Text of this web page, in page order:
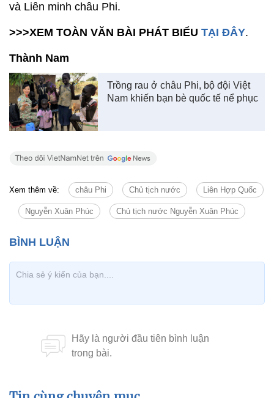
và Liên minh châu Phi.
>>>XEM TOÀN VĂN BÀI PHÁT BIỂU TẠI ĐÂY.
Thành Nam
Trồng rau ở châu Phi, bộ đội Việt
Nam khiến bạn bè quốc tế nể phục
Xem thêm về: châu Phi Chủ tịch nước Liên Hợp Quốc
Nguyễn Xuân Phúc Chủ tịch nước Nguyễn Xuân Phúc